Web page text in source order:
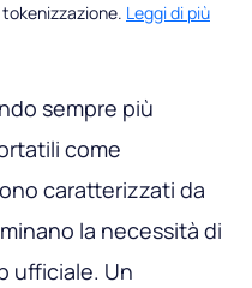
tokenizzazione. Leggi di più
sempre più
come
caratterizzati da
la necessità di
ufficiale. Un